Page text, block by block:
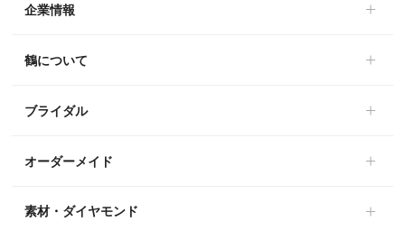
企業情報
鶴について
ブライダル
オーダーメイド
素材・ダイヤモンド